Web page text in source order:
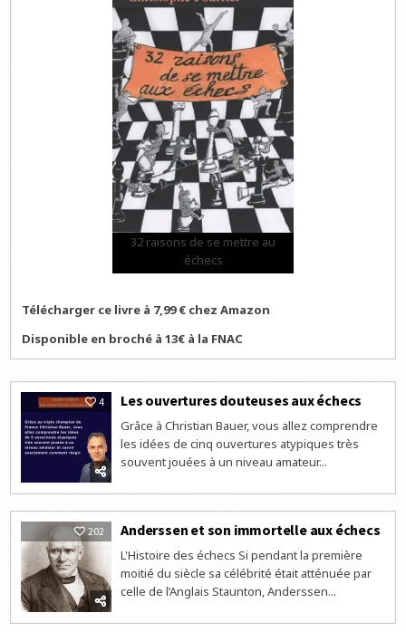
32 raisons de se mettre au
échecs
Télécharger ce livre à 7,99 € chez Amazon
Disponible en broché à 13€ à la FNAC
4 Les ouvertures douteuses aux échecs
Grâce à Christian Bauer, vous allez comprendre
les idées de cinq ouvertures atypiques très
souvent jouées à un niveau amateur...
202 Anderssen et son immortelle aux échecs
L'Histoire des échecs Si pendant la première
moitié du siècle sa célébrité était atténuée par
celle de l’Anglais Staunton, Anderssen...